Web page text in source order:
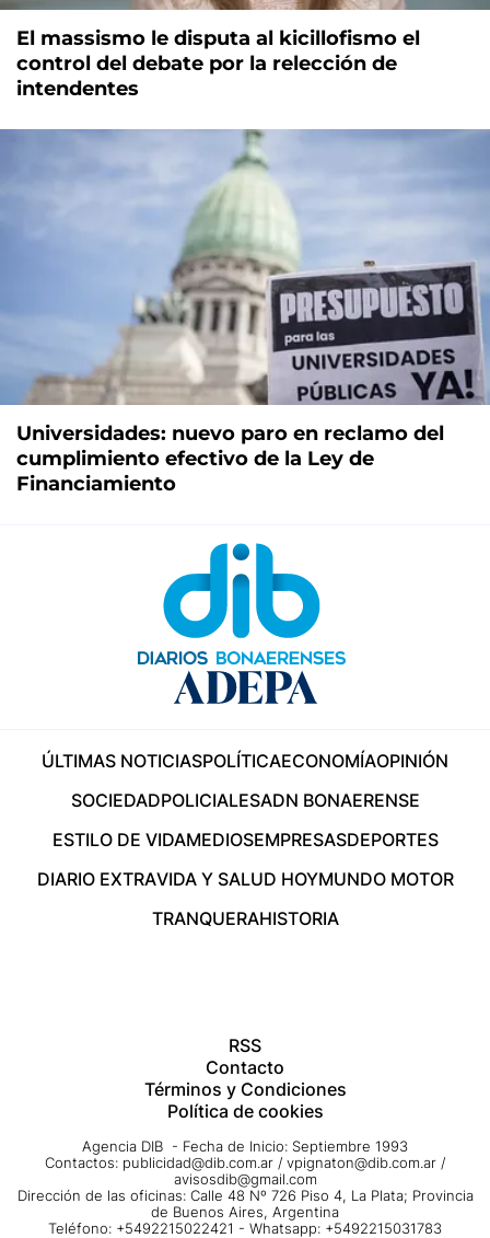
El massismo le disputa al kicillofismo el
control del debate por la relección de
intendentes
Universidades: nuevo paro en reclamo del
cumplimiento efectivo de la Ley de
Financiamiento
ÚLTIMAS NOTICIASPOLÍTICAECONOMÍAOPINIÓN
SOCIEDADPOLICIALESADN BONAERENSE
ESTILO DE VIDAMEDIOSEMPRESASDEPORTES
DIARIO EXTRAVIDA Y SALUD HOYMUNDO MOTOR
TRANQUERAHISTORIA
RSS
Contacto
Términos y Condiciones
Política de cookies
Agencia DIB - Fecha de Inicio: Septiembre 1993
Contactos: publicidad@dib.com.ar / vpignaton@dib.com.ar /
avisosdib@gmail.com
Dirección de las oficinas: Calle 48 Nº 726 Piso 4, La Plata; Provincia
de Buenos Aires, Argentina
Teléfono: +5492215022421 - Whatsapp: +5492215031783